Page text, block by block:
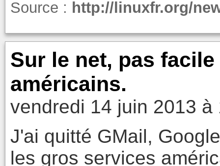
Source : http://linuxfr.org/
Sur le net, pas
américains.
vendredi 14 juin 2013 à
J'ai quitté GMail,
les gros services